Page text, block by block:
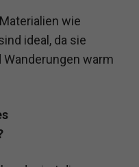
wie
ideal, da sie
warm